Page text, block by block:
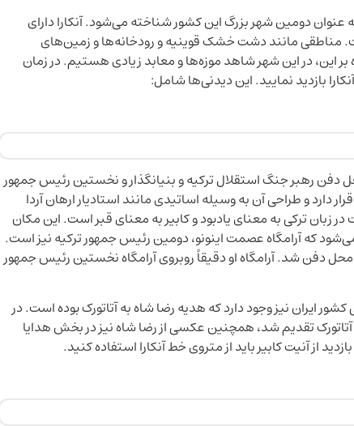
عنوان دومین شهر بزرگ این کشور شناخته می‌شود. آنکارا دارای
مانند دشت خشک قوینیه و رودخانه‌ها و زمین‌های
بر این، در این شهر شاهد موزه‌ها و معابد زیادی هستیم. در زمان
بازدید نمایید. این دیدنی‌ها شامل:
دفن رهبر جنگ استقلال ترکیه و بنیانگذار و نخستین رئیس جمهور
دارد و طراحی آن به وسیله اساتیدی مانند استادیار ارهان آردا
زبان ترکی به معنای یادبود و کابیر به معنای قبر است. این مکان
که آرامگاه عصمت اینونو، دومین رئیس جمهور ترکیه نیز است.
رئیس جمهور پس از مرگ در تاریخ ۱۹۷۳ در این محل دفن شد. آرامگاه او دقیقاً روبروی آرامگاه نخستین رئیس جمهور
ایران نیز وجود دارد که هدیه رضا شاه به آتاتورک بوده است. در
هدیه به مصطفی آتاتورک تقدیم شد، همچنین عکسی از رضا شاه نیز در بخش هدایا
از آنیت کابیر باید از متروی خط آنکارا استفاده کنید.